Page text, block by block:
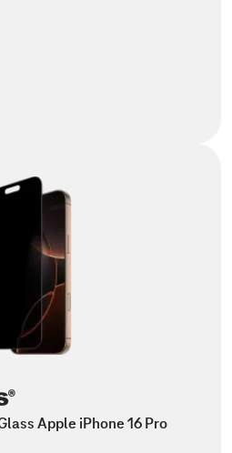
Apple iPhone 16 Pro